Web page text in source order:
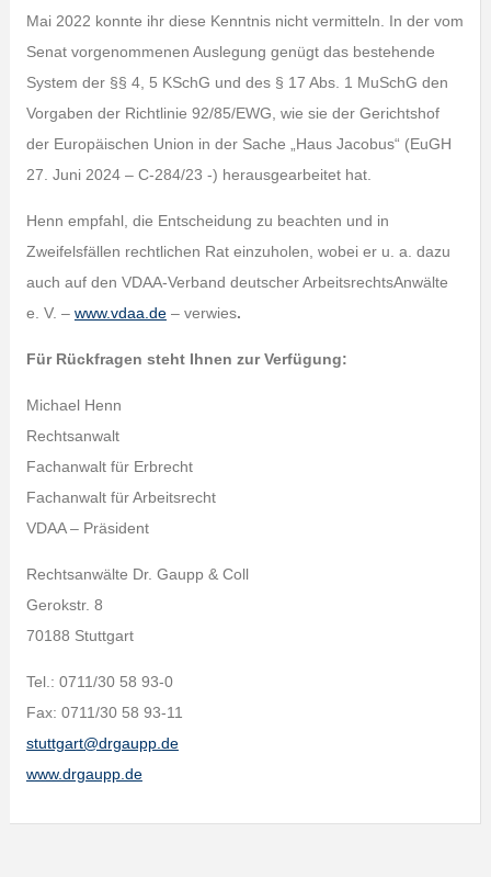
Mai 2022 konnte ihr diese Kenntnis nicht vermitteln. In der vom
Senat vorgenommenen Auslegung genügt das bestehende
System der §§ 4, 5 KSchG und des § 17 Abs. 1 MuSchG den
Vorgaben der Richtlinie 92/85/EWG, wie sie der Gerichtshof
der Europäischen Union in der Sache „Haus Jacobus“ (EuGH
27. Juni 2024 – C-284/23 -) herausgearbeitet hat.
Henn empfahl, die Entscheidung zu beachten und in
Zweifelsfällen rechtlichen Rat einzuholen, wobei er u. a. dazu
auch auf den VDAA-Verband deutscher ArbeitsrechtsAnwälte
e. V. – www.vdaa.de– verwies.
Für Rückfragen steht Ihnen zur Verfügung:
Michael Henn
Rechtsanwalt
Fachanwalt für Erbrecht
Fachanwalt für Arbeitsrecht
VDAA – Präsident
Rechtsanwälte Dr. Gaupp & Coll
Gerokstr. 8
70188 Stuttgart
Tel.: 0711/30 58 93-0
Fax: 0711/30 58 93-11
stuttgart@drgaupp.de
www.drgaupp.de